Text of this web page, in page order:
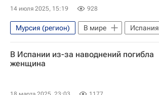
14 июля 2025, 15:19 928
Мурсия (регион) В мире
Испания
Марокко
В Испании из-за наводнений погибла
женщина